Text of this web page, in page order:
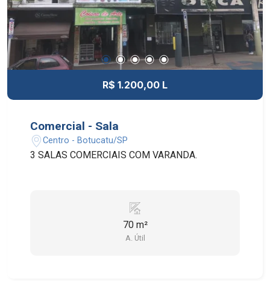
R$ 1.200,00 L
Comercial - Sala
Centro - Botucatu/SP
3 SALAS COMERCIAIS COM VARANDA.
70 m²
A. Útil